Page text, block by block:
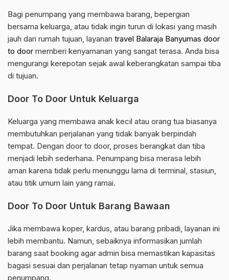
Bagi penumpang yang membawa barang, bepergian
bersama keluarga, atau tidak ingin turun di lokasi yang masih
jauh dari rumah tujuan, layanan travel Balaraja Banyumas door
to door memberi kenyamanan yang sangat terasa. Anda bisa
mengurangi kerepotan sejak awal keberangkatan sampai tiba
di tujuan.
Door To Door Untuk Keluarga
Keluarga yang membawa anak kecil atau orang tua biasanya
membutuhkan perjalanan yang tidak banyak berpindah
tempat. Dengan door to door, proses berangkat dan tiba
menjadi lebih sederhana. Penumpang bisa merasa lebih
aman karena tidak perlu menunggu lama di terminal, stasiun,
atau titik umum lain yang ramai.
Door To Door Untuk Barang Bawaan
Jika membawa koper, kardus, atau barang pribadi, layanan ini
lebih membantu. Namun, sebaiknya informasikan jumlah
barang saat booking agar admin bisa memastikan kapasitas
bagasi sesuai dan perjalanan tetap nyaman untuk semua
penumpang.